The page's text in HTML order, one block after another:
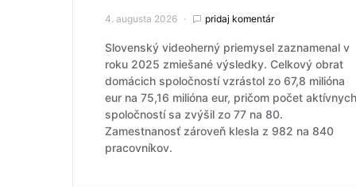
4. augusta 2026 pridaj komentár
Slovenský videoherný priemysel zaznamenal v
roku 2025 zmiešané výsledky. Celkový obrat
domácich spoločností vzrástol zo 67,8 milióna
eur na 75,16 milióna eur, pričom počet aktívnych
spoločností sa zvýšil zo 77 na 80.
Zamestnanosť zároveň klesla z 982 na 840
pracovníkov.